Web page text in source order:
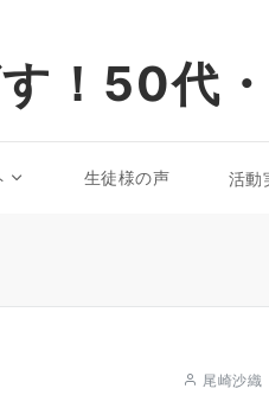
！50代
生徒様の声 活動
尾崎沙織